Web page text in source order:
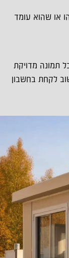
או שהוא עומד
תמונה מדויקת
לקחת בחשבון